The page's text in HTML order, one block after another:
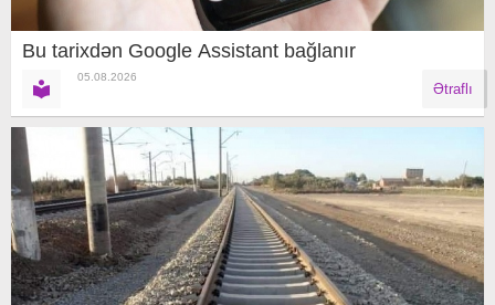
Bu tarixdən Google Assistant bağlanır
05.08.2026
Ətraflı